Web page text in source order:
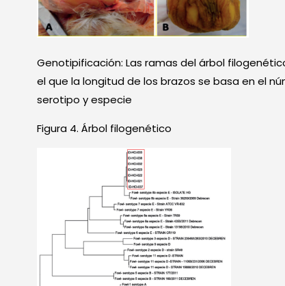
Genotipificación: Las ramas del árbol
el que la longitud de los brazos se basa en el
serotipo y especie
Figura 4. Árbol filogenético